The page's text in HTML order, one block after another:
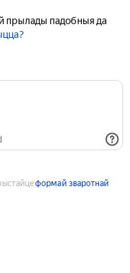
прылады падобныя да
формай зваротнай